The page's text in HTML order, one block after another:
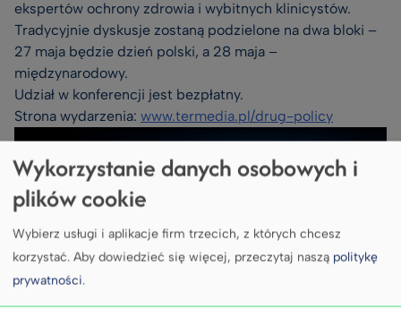
ekspertów ochrony zdrowia i wybitnych klinicystów.
Tradycyjnie dyskusje zostaną podzielone na dwa bloki –
27 maja będzie dzień polski, a 28 maja –
międzynarodowy.
Udział w konferencji jest bezpłatny.
Strona wydarzenia: www.termedia.pl/drug-policy
Wykorzystanie danych osobowych i
plików cookie
Wybierz usługi i aplikacje firm trzecich, z których chcesz
korzystać. Aby dowiedzieć się więcej, przeczytaj naszą politykę
prywatności.